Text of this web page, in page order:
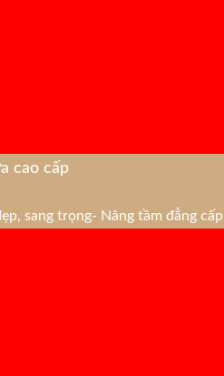
cao cấp
sang trọng- Nâng tầm đẳng cấp